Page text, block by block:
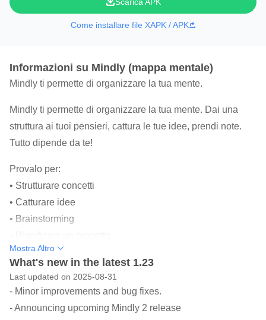
Come installare file XAPK / APK
Informazioni su Mindly (mappa mentale)
Mindly ti permette di organizzare la tua mente.
Mindly ti permette di organizzare la tua mente. Dai una
struttura ai tuoi pensieri, cattura le tue idee, prendi note.
Tutto dipende da te!
Provalo per:
• Strutturare concetti
• Catturare idee
• Brainstorming
• Preparare un discorso
• Pianificare un riunione
• Fare un riassunto
Se sei una persona "visuale" come noi, ti piacerà il modo
Mostra Altro
What's new in the latest 1.23
Last updated on 2025-08-31
- Minor improvements and bug fixes.
- Announcing upcoming Mindly 2 release